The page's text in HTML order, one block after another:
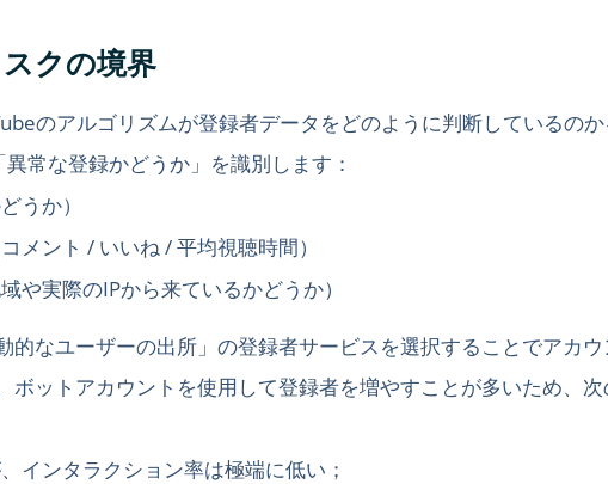
クの境界
のアルゴリズムが登録者データをどのように判断しているのか
常な登録かどうか」を識別します：
うか）
メント / いいね / 平均視聴時間）
や実際のIPから来ているかどうか）
なユーザーの出所」の登録者サービスを選択することでアカウ
ボットアカウントを使用して登録者を増やすことが多いため、
インタラクション率は極端に低い；